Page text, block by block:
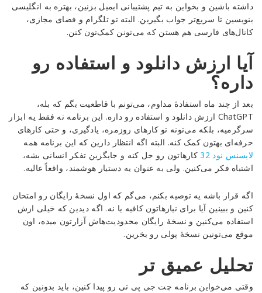
داشته باشین و بخواین به تیم پشتیبانی ایمیل بزنین، بهتره به انگلیسی
بنویسین تا سریع‌تر جواب بگیرین. البته تو تلگرام و فضای مجازی،
کانال‌های فارسی هم هستن که می‌تونن کمک‌تون کنن.
آیا ارزش دانلود و استفاده رو
داره؟
بعد از چند ماه استفادهٔ مداوم، می‌تونم با قاطعیت بگم که بله،
ChatGPT ارزش دانلود و استفاده رو داره. این برنامه نه فقط یه ابزار
سرگرمیه، بلکه می‌تونه تو کارهای روزمره، یادگیری، و حتی کارهای
حرفه‌ای بهتون کمک کنه. البته اگه انتظار دارین که این برنامه همه
لایسنس نود 32
کارهاتون رو حل کنه و جایگزین تفکر انسانی بشه،
اشتباه فکر می‌کنین. ولی به عنوان یه دستیار هوشمند، واقعاً عالیه.
اگه قرار باشه یه توصیه بکنم، می‌گم که اول نسخهٔ رایگان رو امتحان
کنین و ببینین آیا برای نیازهاتون کافیه یا نه. اگه دیدین که خیلی ازش
استفاده می‌کنین و نسخهٔ رایگان محدودیت‌هاش آزارتون میده، اون
موقع می‌تونین نسخهٔ پولی رو بخرین.
تحلیل عمیق تر
وقتی می‌خواین برنامه چت جی پی تی رو پیدا کنین، باید بدونین که